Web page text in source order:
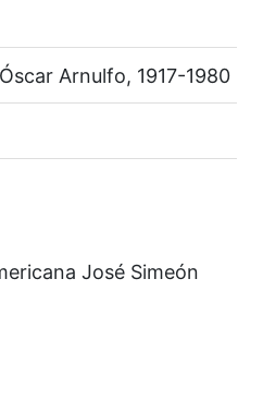
Arnulfo, 1917-1980
José Simeón